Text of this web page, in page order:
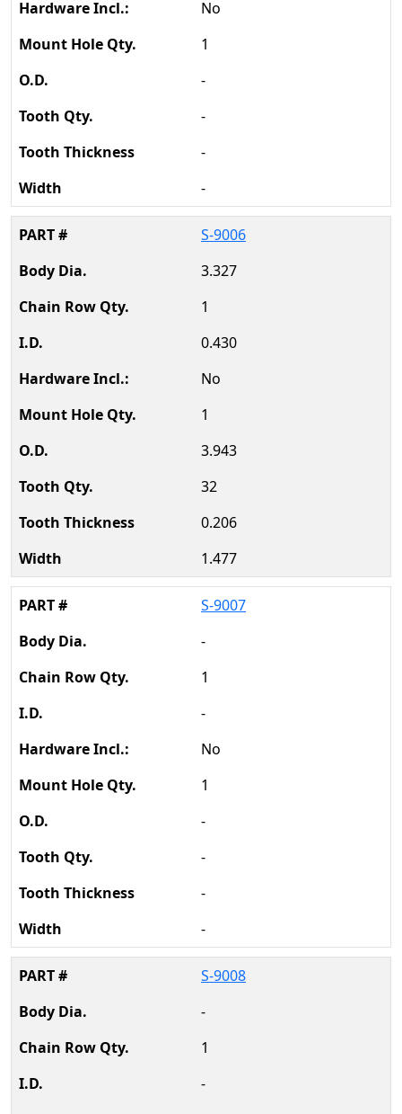
No
1
-
-
-
-
S-9006
3.327
1
0.430
No
1
3.943
32
0.206
1.477
S-9007
-
1
-
No
1
-
-
-
-
S-9008
-
1
-